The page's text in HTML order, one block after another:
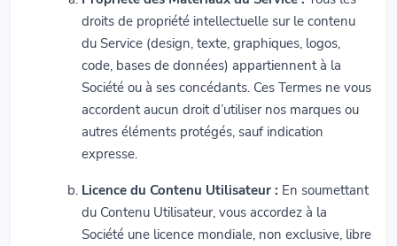
droits de propriété intellectuelle sur le contenu
du Service (design, texte, graphiques, logos,
code, bases de données) appartiennent à la
Société ou à ses concédants. Ces Termes ne vous
accordent aucun droit d’utiliser nos marques ou
autres éléments protégés, sauf indication
expresse.
Licence du Contenu Utilisateur : En soumettant
du Contenu Utilisateur, vous accordez à la
Société une licence mondiale, non exclusive, libre